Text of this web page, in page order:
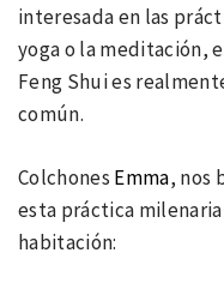
interesada en las
yoga o la meditación,
Feng Shui es
común.
Colchones Emma, nos
esta práctica
habitación: